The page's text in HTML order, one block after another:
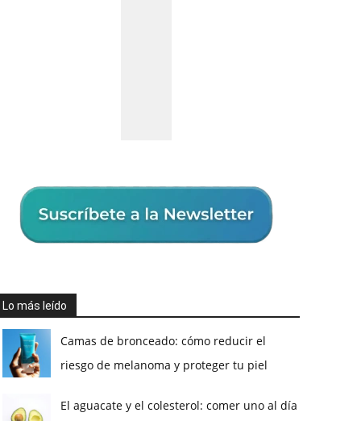
Lo más leído
Camas de bronceado: cómo reducir el
riesgo de melanoma y proteger tu piel
El aguacate y el colesterol: comer uno al día